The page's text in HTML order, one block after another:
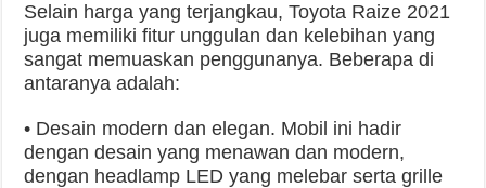
Selain harga yang terjangkau, Toyota Raize 2021
juga memiliki fitur unggulan dan kelebihan yang
sangat memuaskan penggunanya. Beberapa di
antaranya adalah:
• Desain modern dan elegan. Mobil ini hadir
dengan desain yang menawan dan modern,
dengan headlamp LED yang melebar serta grille